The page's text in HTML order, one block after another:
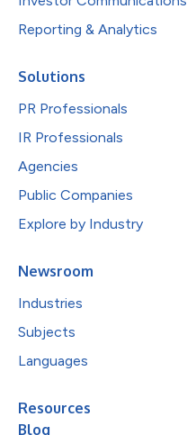
Reporting & Analytics
Solutions
PR Professionals
IR Professionals
Agencies
Public Companies
Explore by Industry
Newsroom
Industries
Subjects
Languages
Resources
Blog